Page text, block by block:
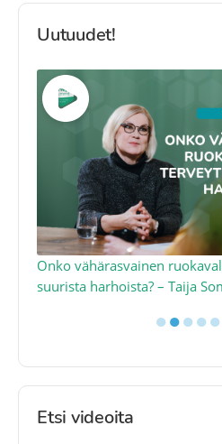
Uutuudet!
Onko vähärasvainen
suurista harhoista? – Taija
●●●●●
Etsi videoita